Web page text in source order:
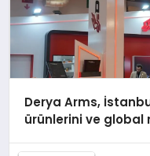
Derya Arms,
ürünlerini ve global